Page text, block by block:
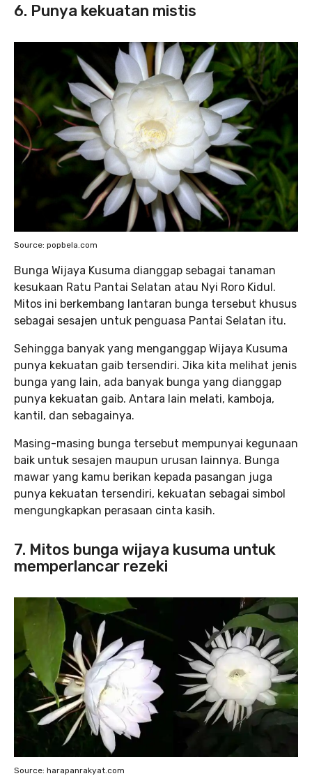
6. Punya kekuatan mistis
Source: popbela.com
Bunga Wijaya Kusuma dianggap sebagai tanaman
kesukaan Ratu Pantai Selatan atau Nyi Roro Kidul.
Mitos ini berkembang lantaran bunga tersebut khusus
sebagai sesajen untuk penguasa Pantai Selatan itu.
Sehingga banyak yang menganggap Wijaya Kusuma
punya kekuatan gaib tersendiri. Jika kita melihat jenis
bunga yang lain, ada banyak bunga yang dianggap
punya kekuatan gaib. Antara lain melati, kamboja,
kantil, dan sebagainya.
Masing-masing bunga tersebut mempunyai kegunaan
baik untuk sesajen maupun urusan lainnya. Bunga
mawar yang kamu berikan kepada pasangan juga
punya kekuatan tersendiri, kekuatan sebagai simbol
mengungkapkan perasaan cinta kasih.
7. Mitos bunga wijaya kusuma untuk
memperlancar rezeki
Source: harapanrakyat.com